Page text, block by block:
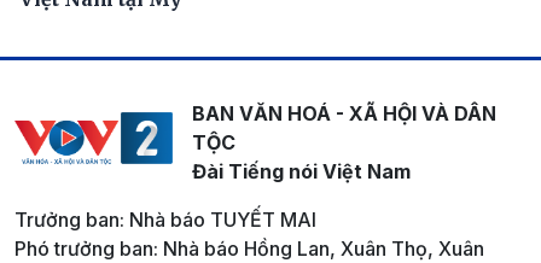
BAN VĂN HOÁ - XÃ HỘI VÀ DÂN
TỘC
Đài Tiếng nói Việt Nam
Trưởng ban: Nhà báo TUYẾT MAI
Phó trưởng ban: Nhà báo Hồng Lan, Xuân Thọ, Xuân